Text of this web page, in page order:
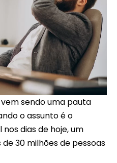
vem sendo uma pauta
o assunto é o
dias de hoje, um
30 milhões de pessoas